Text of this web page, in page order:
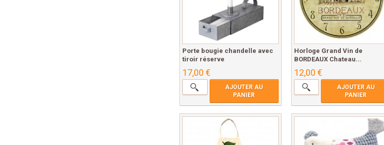
Porte bougie chandelle avec
tiroir réserve
17,00 €
AJOUTER AU
PANIER
Horloge Grand Vin de
BORDEAUX Chateau...
12,00 €
AJOUTER AU
PANIER